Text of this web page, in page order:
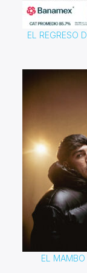
EL REGRESO
EL